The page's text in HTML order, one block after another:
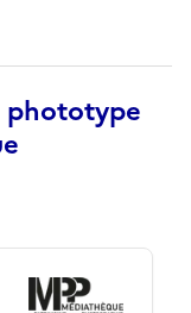
phototype